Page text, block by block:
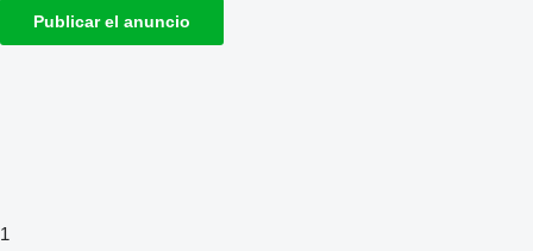
Publicar el anuncio
1